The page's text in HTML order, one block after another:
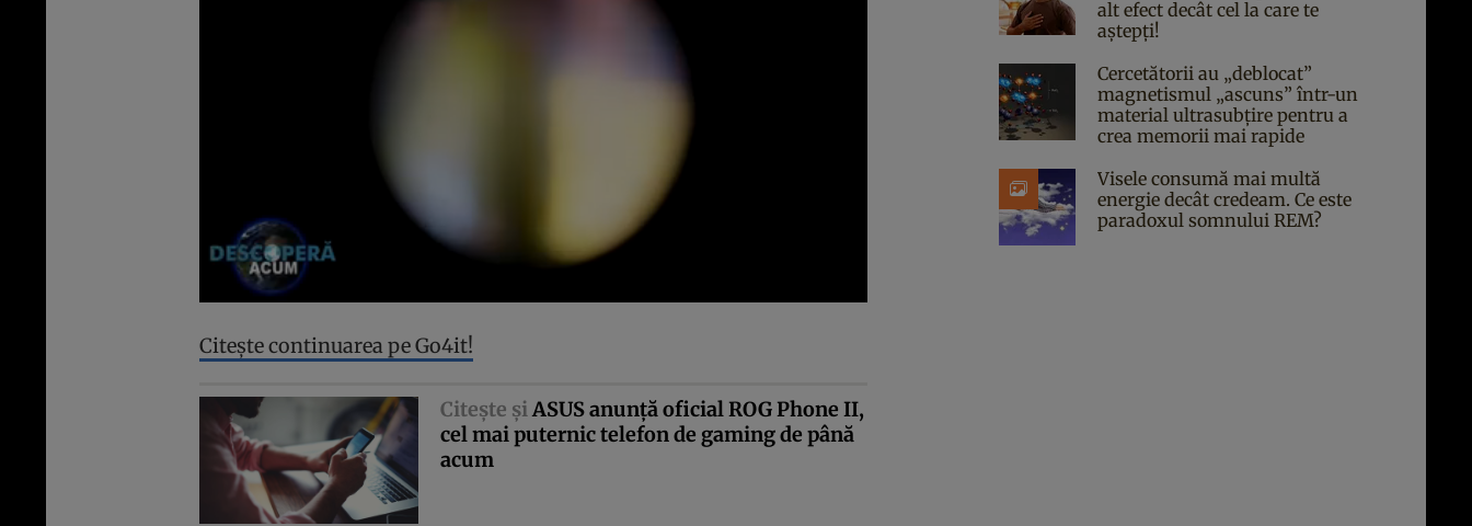
Citeşte continuarea pe Go4it!
Citeşte şiASUS anunţă oficial ROG Phone II,
cel mai puternic telefon de gaming de până
acum
alt efect decât cel la care te
aștepți!
Cercetătorii au „deblocat”
magnetismul „ascuns” într-un
material ultrasubțire pentru a
crea memorii mai rapide
Visele consumă mai multă
energie decât credeam. Ce este
paradoxul somnului REM?